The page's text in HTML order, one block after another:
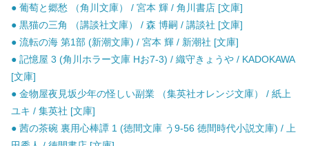
● 葡萄と郷愁 （角川文庫） / 宮本 輝 / 角川書店 [文庫]
● 黒猫の三角 （講談社文庫） / 森 博嗣 / 講談社 [文庫]
● 流転の海 第1部 (新潮文庫) / 宮本 輝 / 新潮社 [文庫]
● 記憶屋 3 (角川ホラー文庫 Hお7-3) / 織守きょうや / KADOKAWA
[文庫]
● 金物屋夜見坂少年の怪しい副業 （集英社オレンジ文庫） / 紙上
ユキ / 集英社 [文庫]
● 茜の茶碗 裏用心棒譚 1 (徳間文庫 う9-56 徳間時代小説文庫) / 上